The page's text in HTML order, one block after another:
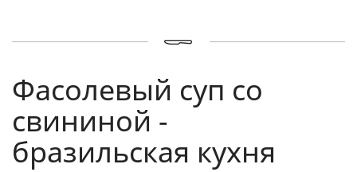
Фасолевый суп со
свининой -
бразильская кухня